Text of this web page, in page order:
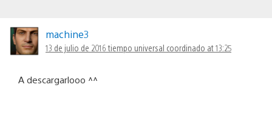
machine3
13 de julio de 2016 tiempo universal coordinado at 13:25
A descargarlooo ^^